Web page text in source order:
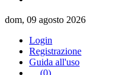
dom, 09 agosto 2026
Login
Registrazione
Guida all'uso